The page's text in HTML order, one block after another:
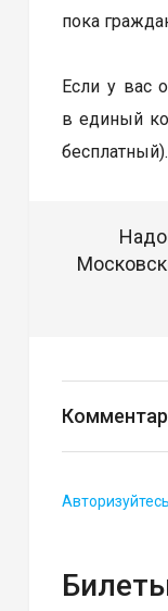
пока
Если у вас
в единый
бесплатный).
Авторизуйтесь